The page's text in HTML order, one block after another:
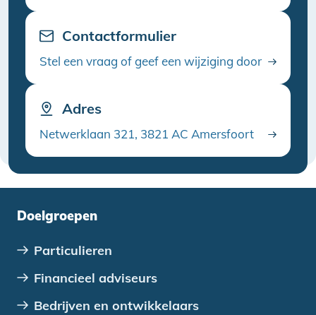
Contactformulier
Stel een vraag of geef een wijziging door
Adres
Netwerklaan 321, 3821 AC Amersfoort
Doelgroepen
Particulieren
Financieel adviseurs
Bedrijven en ontwikkelaars